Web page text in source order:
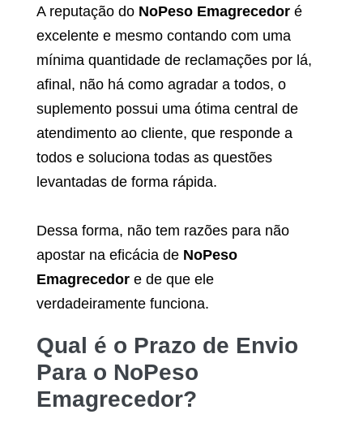
A reputação do NoPeso Emagrecedor é
excelente e mesmo contando com uma
mínima quantidade de reclamações por lá,
afinal, não há como agradar a todos, o
suplemento possui uma ótima central de
atendimento ao cliente, que responde a
todos e soluciona todas as questões
levantadas de forma rápida.
Dessa forma, não tem razões para não
apostar na eficácia de NoPeso
Emagrecedor e de que ele
verdadeiramente funciona.
Qual é o Prazo de Envio
Para o NoPeso
Emagrecedor?